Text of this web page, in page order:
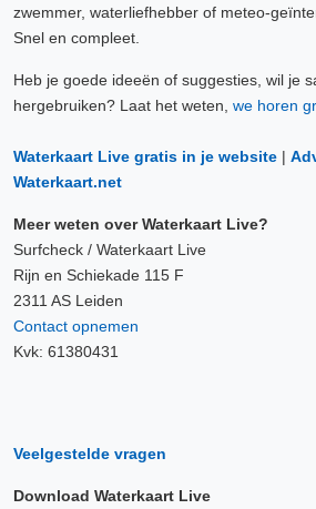
zwemmer, waterliefhebber of meteo-
Snel en compleet.
Heb je goede ideeën of suggesties, wil je
hergebruiken? Laat het weten, we horen
Waterkaart Live gratis in je website |
Waterkaart.net
Meer weten over Waterkaart Live?
Surfcheck / Waterkaart Live
Rijn en Schiekade 115 F
2311 AS Leiden
Contact opnemen
Kvk: 61380431
Veelgestelde vragen
Download Waterkaart Live